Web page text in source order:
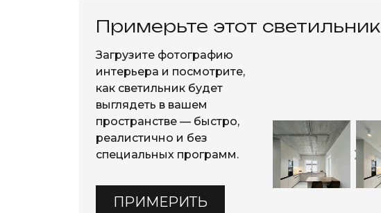
Примерьте этот светильник
Загрузите фотографию
интерьера и посмотрите,
как светильник будет
выглядеть в вашем
пространстве — быстро,
реалистично и без
специальных программ.
ПРИМЕРИТЬ